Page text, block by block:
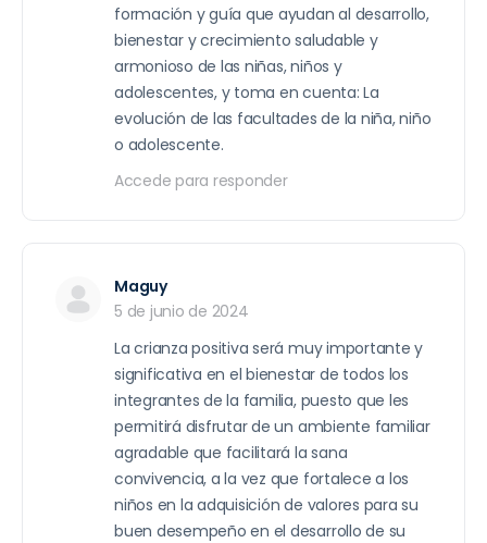
formación y guía que ayudan al desarrollo,
bienestar y crecimiento saludable y
armonioso de las niñas, niños y
adolescentes, y toma en cuenta: La
evolución de las facultades de la niña, niño
o adolescente.
Accede para responder
Maguy
5 de junio de 2024
La crianza positiva será muy importante y
significativa en el bienestar de todos los
integrantes de la familia, puesto que les
permitirá disfrutar de un ambiente familiar
agradable que facilitará la sana
convivencia, a la vez que fortalece a los
niños en la adquisición de valores para su
buen desempeño en el desarrollo de su